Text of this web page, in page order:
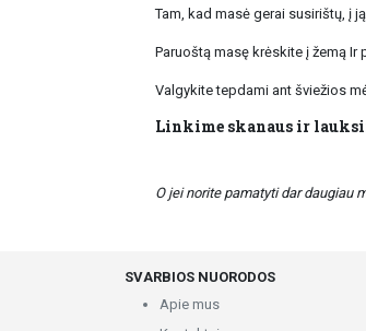
Tam, kad masė gerai susirištų, į
Paruoštą masę krėskite į žemą
Valgykite tepdami ant šviežios
Linkime skanaus ir
O jei norite pamatyti dar daugiau
SVARBIOS NUORODOS
Apie mus